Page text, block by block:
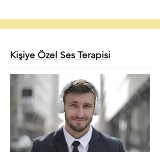
Kişiye Özel Ses Terapisi